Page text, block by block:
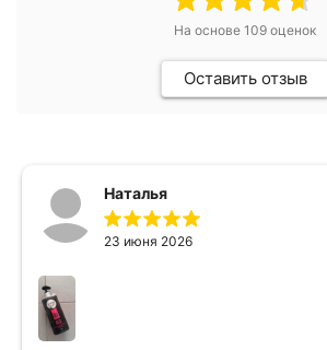
На основе 109 оценок
Оставить отзыв
Наталья
23 июня 2026